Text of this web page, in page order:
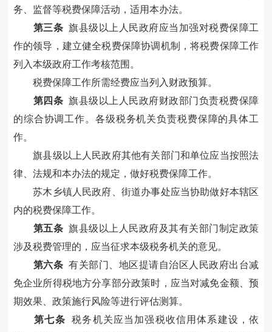
务、监督等税费保障活动，适用本办法。
第三条 旗县级以上人民政府应当加强对税费保障工
作的领导，建立健全税费保障协调机制 ，将税费保障工作
列入本级政府工作考核范围。
税费保障工作所需经费应当列入财政预算。
第四条 旗县级以上人民政府财政部门负责税费保障
的综合协调工作。各级税务机关负责税费保障的具体工
作。
旗县级以上人民政府其他有关部门和单位应当按照法
律、法规和本办法的规定，做好税费保障工作。
苏木乡镇人民政府、街道办事处应当协助做好本辖区
内的税费保障工作。
第五条 旗县级以上人民政府及其有关部门制定政策
涉及税费管理的，应当征求本级税务机关的意见。
第六条 有关部门、地区提请自治区人民政府出台减
免企业所得税地方分享部分政策时，应当对减免金额、预
期效果、政策施行风险等进行评估测算。
第七条
税务机关应当加强税收信用体系建设，依